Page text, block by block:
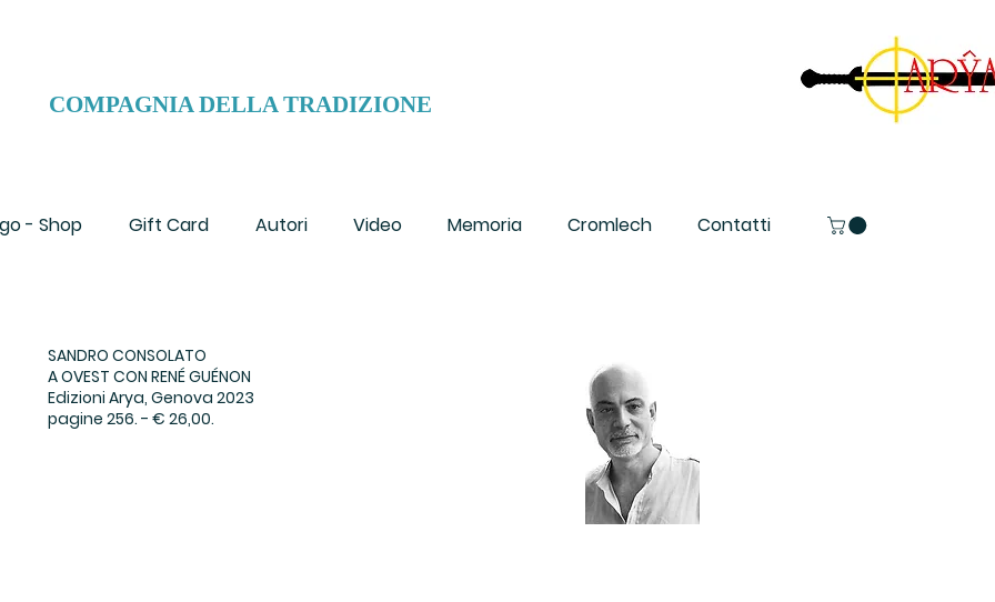
COMPAGNIA DELLA TRADIZIONE
- Shop Gift Card Autori Video Memoria Cromlech Contatti
SANDRO CONSOLATO
A OVEST CON RENÉ GUÉNON
Edizioni Arya, Genova 2023
pagine 256. - € 26,00.